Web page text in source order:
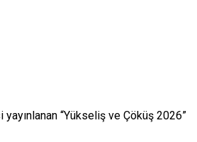
“Yükseliş ve Çöküş 2026”